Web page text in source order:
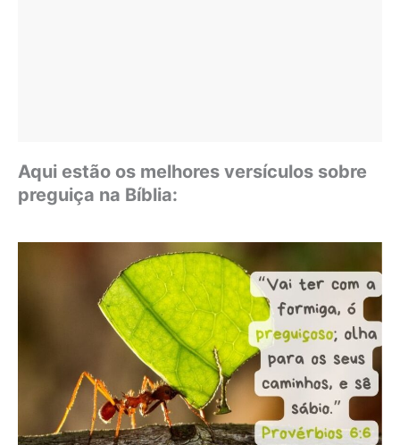
Aqui estão os melhores versículos sobre
preguiça na Bíblia: